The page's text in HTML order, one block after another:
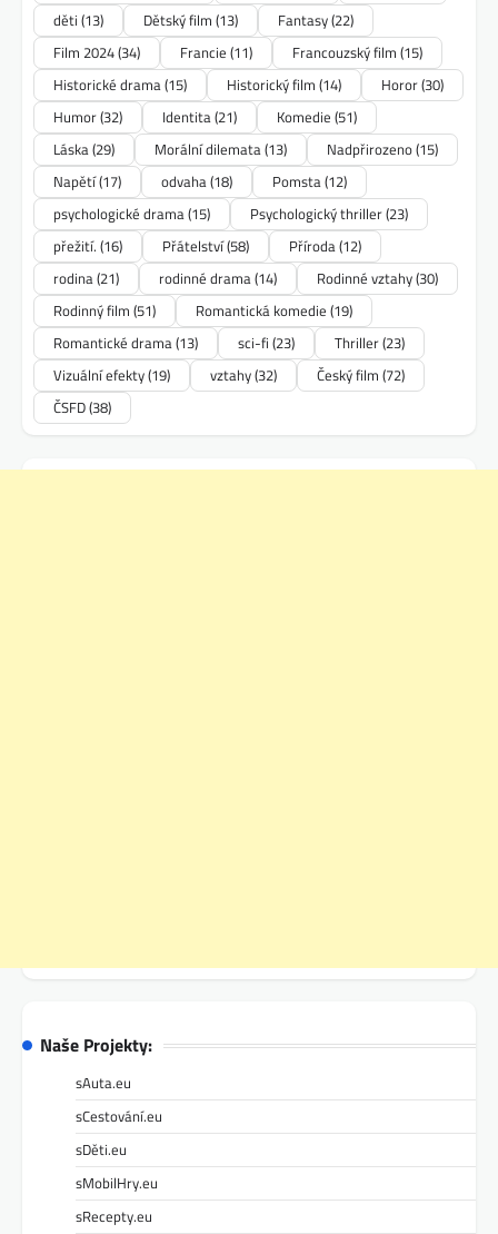
děti (13) Dětský film (13) Fantasy(22)
Film 2024(34) Francie (11) Francouzský film (15)
Historické drama(15) Historický film (14) Horor(30)
Humor(32) Identita(21) Komedie (51)
Láska(29) Morální dilemata(13) Nadpřirozeno(15)
Napětí(17) odvaha(18) Pomsta(12)
psychologické drama(15) Psychologický thriller(23)
přežití. (16) Přátelství(58) Příroda(12)
rodina(21) rodinné drama(14) Rodinné vztahy(30)
Rodinný film (51) Romantická komedie (19)
Romantické drama(13) sci-fi (23) Thriller(23)
Vizuální efekty(19) vztahy(32) Český film (72)
ČSFD(38)
Naše Projekty:
sAuta.eu
sCestování.eu
sDěti.eu
sMobilHry.eu
sRecepty.eu